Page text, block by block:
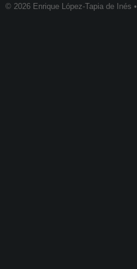
© 2026 Enrique López-Tapia de Inés •